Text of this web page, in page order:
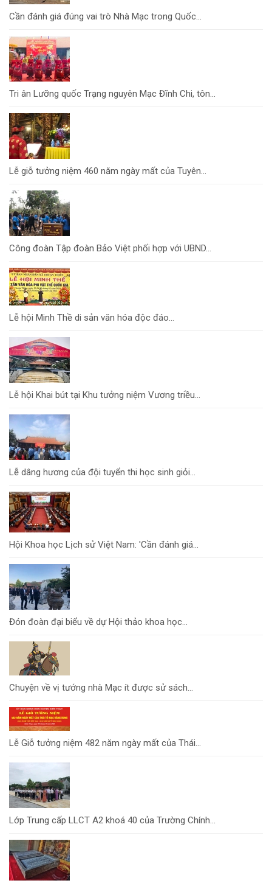
Cần đánh giá đúng vai trò Nhà Mạc trong Quốc...
Tri ân Lưỡng quốc Trạng nguyên Mạc Đĩnh Chi, tôn...
Lễ giỗ tưởng niệm 460 năm ngày mất của Tuyên...
Công đoàn Tập đoàn Bảo Việt phối hợp với UBND...
Lễ hội Minh Thề di sản văn hóa độc đáo...
Lễ hội Khai bút tại Khu tưởng niệm Vương triều...
Lễ dâng hương của đội tuyển thi học sinh giỏi...
Hội Khoa học Lịch sử Việt Nam: 'Cần đánh giá...
Đón đoàn đại biểu về dự Hội thảo khoa học...
Chuyện về vị tướng nhà Mạc ít được sử sách...
Lễ Giỗ tưởng niệm 482 năm ngày mất của Thái...
Lớp Trung cấp LLCT A2 khoá 40 của Trường Chính...